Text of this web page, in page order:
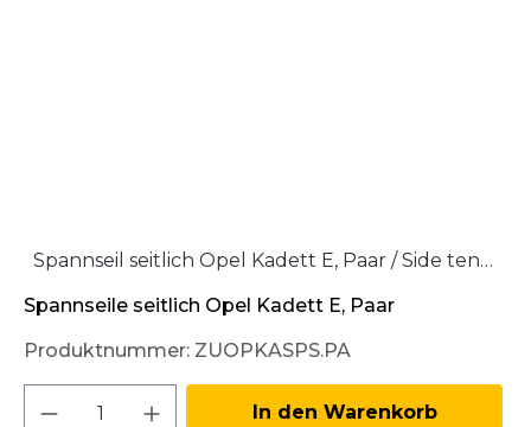
Spannseil seitlich Opel Kadett E, Paar / Side tension wire Opel Kadett, pair
Spannseile seitlich Opel Kadett E, Paar
Produktnummer: ZUOPKASPS.PA
Produkt Anzahl: Gib den
In den Warenkorb